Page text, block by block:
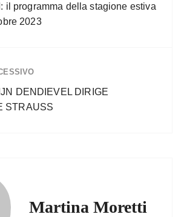
il programma della stagione estiva
2023
DENDIEVEL DIRIGE
STRAUSS
Martina Moretti